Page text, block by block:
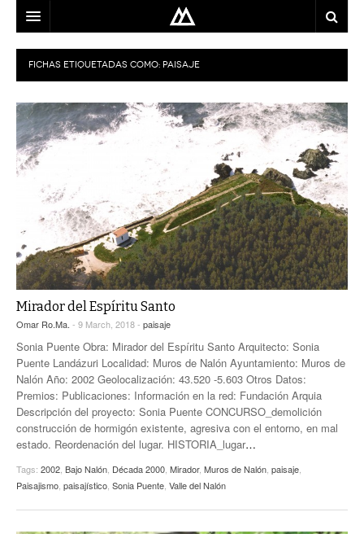
ARQUITECTO
LOCALIZACIÓN
MAPA
USO
EQUIPO
BLOG
CONTACTO
FICHAS ETIQUETADAS COMO: PAISAJE
Mirador del Espíritu Santo
Omar Ro.Ma. - 9 March, 2018 - paisaje
Sonia Puente Obra: Mirador del Espíritu Santo Arquitecto: Sonia
Puente Landázuri Localidad: Muros de Nalón Ayuntamiento: Muros de
Nalón Año: 2002 Geolocalización: 43.520 -5.603 Otros Datos:
Premios: Publicaciones: Información en la red: Fundación Arquia
Descripción del proyecto: Sonia Puente CONCURSO_demolición
construcción de hormigón existente, agresiva con el entorno, en mal
estado. Reordenación del lugar. HISTORIA_lugar…
Tags: 2002 Bajo Nalón Década 2000 Mirador, Muros de Nalón paisaje
Paisajismo paisajístico Sonia Puente Valle del Nalón